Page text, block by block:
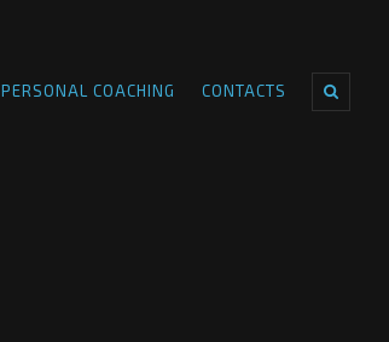
PERSONAL COACHING CONTACTS